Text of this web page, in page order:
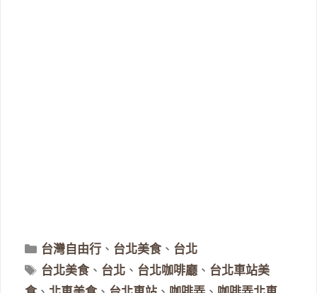
分
類
台灣自由行 、 台北美食、 台北
標
籤
台北美食、 台北 、 台北咖啡廳 、 台北車站美